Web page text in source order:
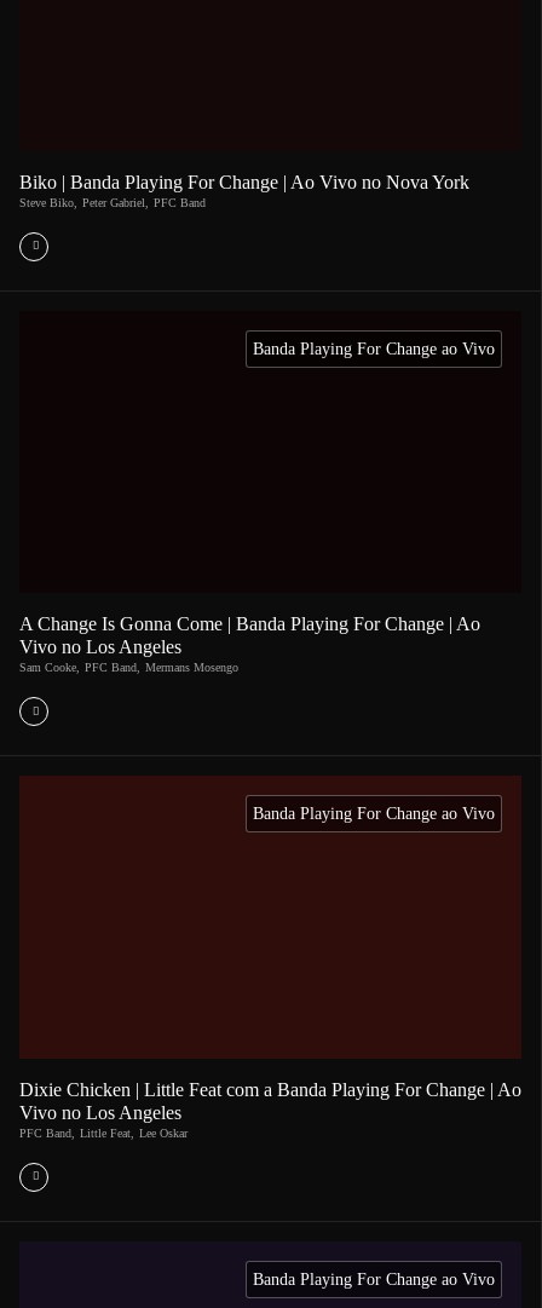
Biko | Banda Playing For Change | Ao Vivo no Nova York
Steve Biko Peter Gabriel PFC Band
Banda Playing For Change ao Vivo
A Change Is Gonna Come | Banda Playing For Change | Ao
Vivo no Los Angeles
Sam Cooke PFC Band Mermans Mosengo
Banda Playing For Change ao Vivo
Dixie Chicken | Little Feat com a Banda Playing For Change | Ao
Vivo no Los Angeles
PFC Band Little Feat Lee Oskar
Banda Playing For Change ao Vivo